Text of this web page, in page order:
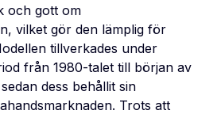
och gott om
vilket gör den lämplig för
tillverkades under
från 1980-talet till början av
dess behållit sin
Trots att